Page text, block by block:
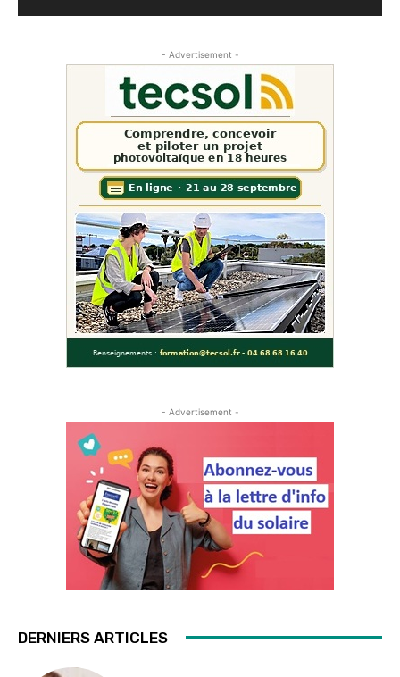
- Advertisement -
- Advertisement -
DERNIERS ARTICLES